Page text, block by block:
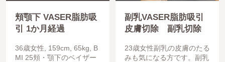
頬顎下 VASER脂肪吸
引 1か月経過
36歳女性, 159cm, 65kg, B
MI 25頬・顎下のベイザー
副乳VASER脂肪吸引
皮膚切除 副乳切除
23歳女性副乳の皮膚のたる
みも気になる方です。副乳